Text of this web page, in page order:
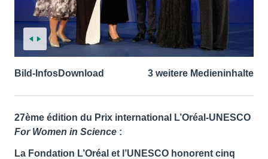
Bild-InfosDownload 3 weitere Medieninhalte
27ème édition du Prix international L’Oréal-UNESCO
For Women in Science :
La Fondation L’Oréal et l’UNESCO honorent cinq